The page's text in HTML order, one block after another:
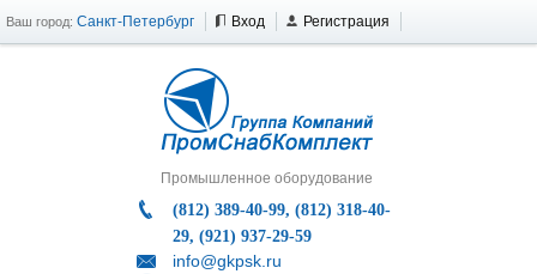
Ваш город: Санкт-Петербург Вход Регистрация
Промышленное оборудование
(812) 389-40-99, (812) 318-40-
29, (921) 937-29-59
info@gkpsk.ru